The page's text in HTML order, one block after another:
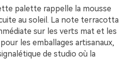
palette rappelle la mousse
au soleil. La note terracotta
sur les verts mat et les
les emballages artisanaux,
de studio où la